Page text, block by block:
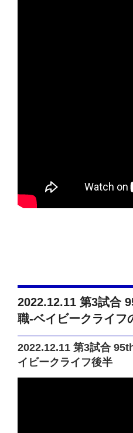
2022.12.11 第3試合
職-ベイビークライフ
2022.12.11 第3試合
イビークライフ後半